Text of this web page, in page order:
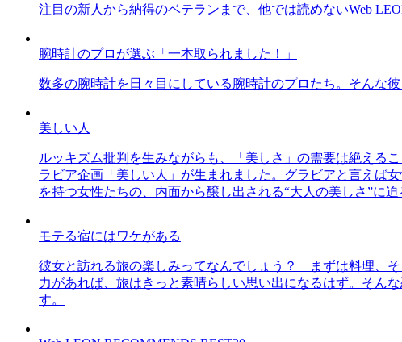
注目の新人から納得のベテランまで、他では読めないWeb
腕時計のプロが選ぶ「一本取られました！」
数多の腕時計を日々目にしている腕時計のプロたち。そんな
美しい人
ルッキズム批判を生みながらも、「美しさ」の需要は絶える
ラビア企画「美しい人」が生まれました。グラビアと言えば
を持つ女性たちの、内面から醸し出される“大人の美しさ”に
モテる宿にはワケがある
彼女と訪れる旅の楽しみってなんでしょう？ まずは料理、
力があれば、旅はきっと素晴らしい思い出になるはず。そん
す。